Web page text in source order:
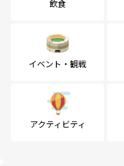
飲食
イベント・観戦
アクティビティ